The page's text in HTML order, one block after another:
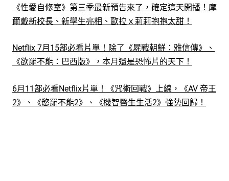
《性愛自修室》第三季最新預告來了，確定這天開播！摩
爾戴新校長、新學生亮相、歐拉ｘ莉莉抱抱太甜！
Netflix 7月15部必看片單！除了《屍戰朝鮮：雅信傳》、
《欲罷不能：巴西版》，本月還是恐怖片的天下！
6月11部必看Netflix片單！《咒術回戰》上線，《AV 帝王
2》、《慾罷不能2》、《機智醫生生活2》強勢回歸！